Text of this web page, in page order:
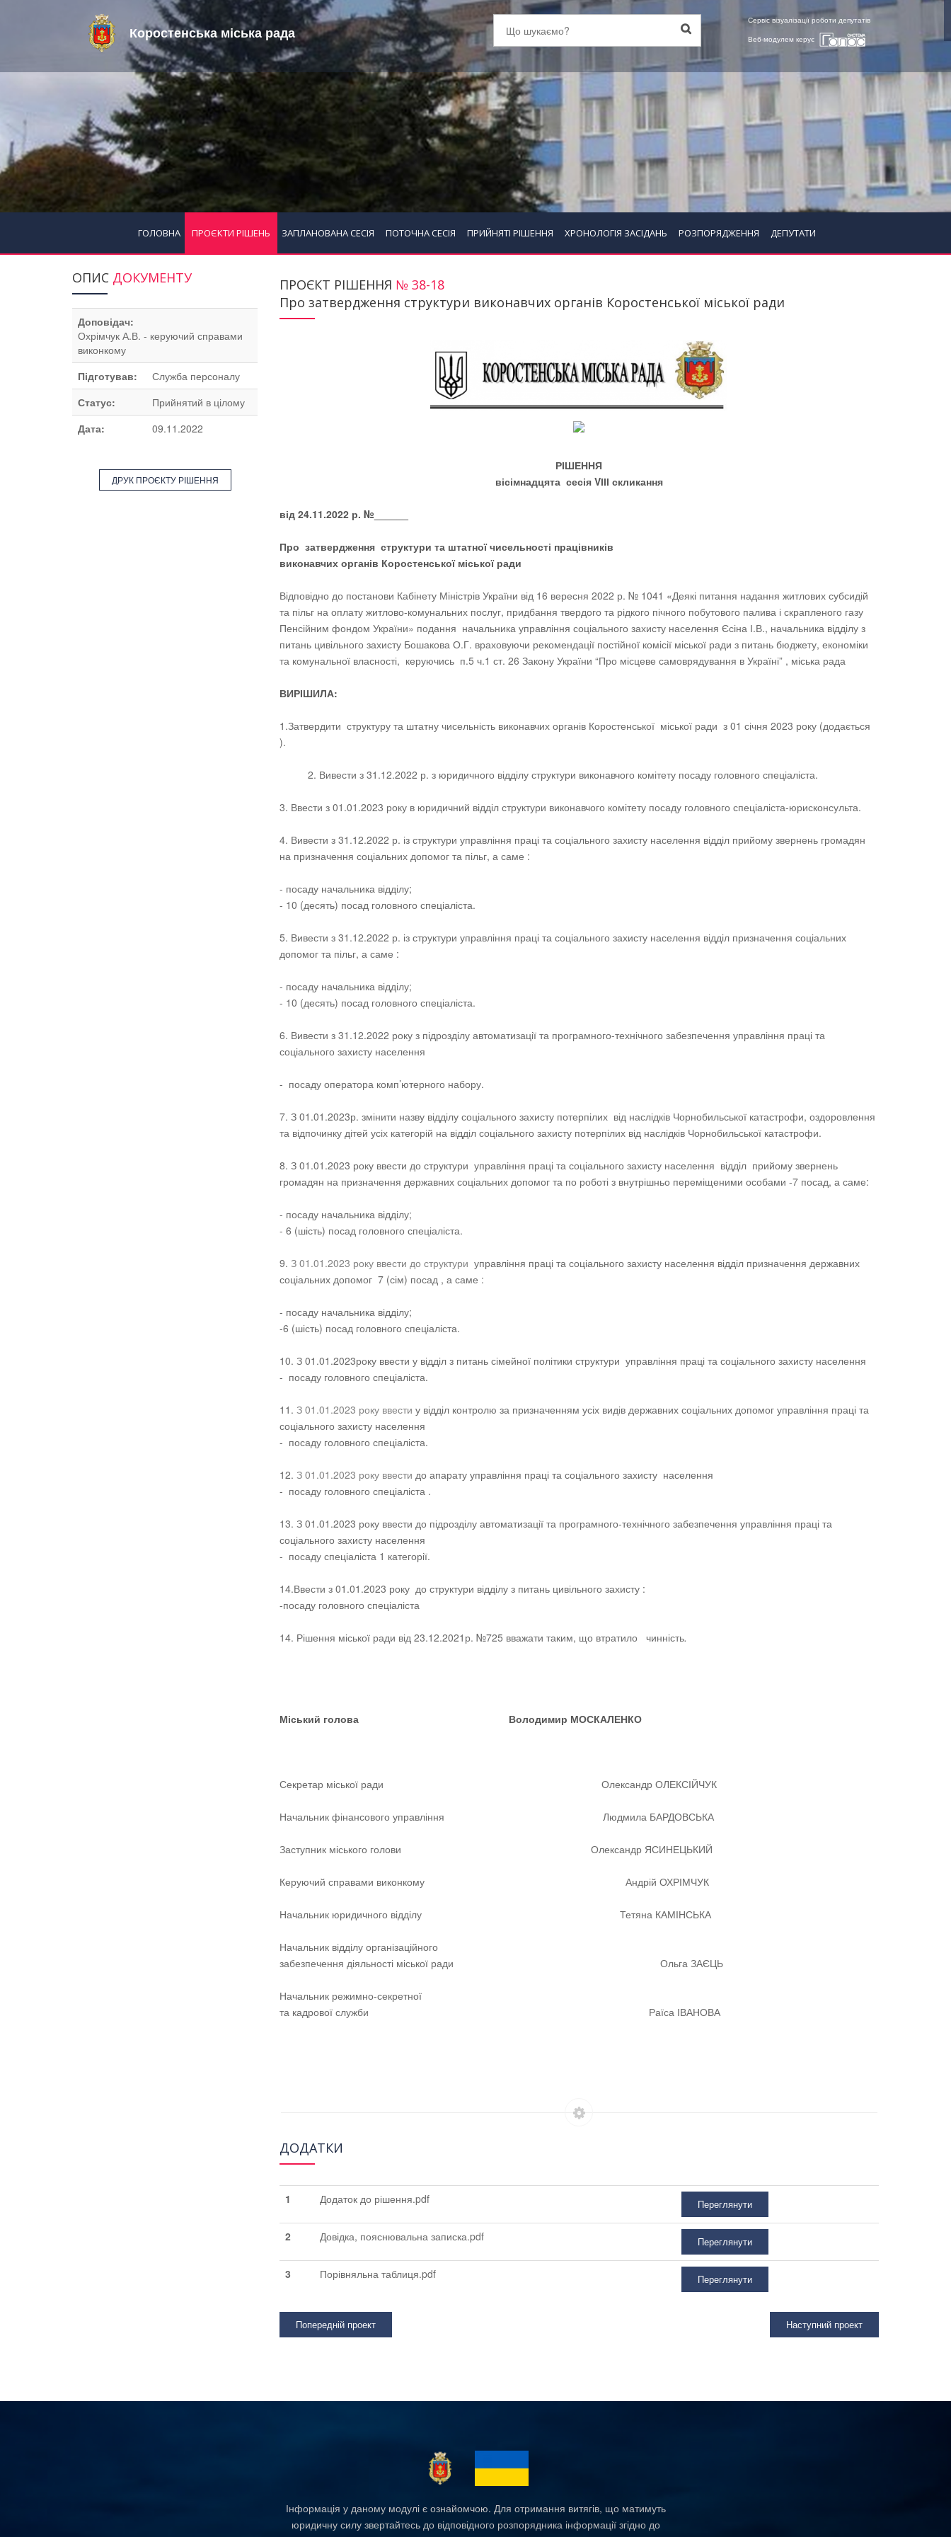
Коростенська міська рада
Сервіс візуалізації роботи депутатів
Веб-модулем керує
ГОЛОВНА ПРОЄКТИ РІШЕНЬ ЗАПЛАНОВАНА СЕСІЯ ПОТОЧНА СЕСІЯ ПРИЙНЯТІ РІШЕННЯ ХРОНОЛОГІЯ ЗАСІДАНЬ РОЗПОРЯДЖЕННЯ ДЕПУТАТИ
ОПИС ДОКУМЕНТУ
Доповідач:
Охрімчук А.В. - керуючий справами
виконкому
Підготував:
Служба персоналу
Статус:
Прийнятий в цілому
Дата:
09.11.2022
ДРУК ПРОЄКТУ РІШЕННЯ
ПРОЄКТ РІШЕННЯ № 38-18
Про затвердження структури виконавчих органів Коростенської міської ради
РІШЕННЯ
вісімнадцята сесія VІІІ скликання
від 24.11.2022 р. №______
Про затвердження структури та штатної чисельності працівників
виконавчих органів Коростенської міської ради
Відповідно до постанови Кабінету Міністрів України від 16 вересня 2022 р. № 1041 «Деякі питання надання житлових субсидій
та пільг на оплату житлово-комунальних послуг, придбання твердого та рідкого пічного побутового палива і скрапленого газу
Пенсійним фондом України» подання начальника управління соціального захисту населення Єсіна І.В., начальника відділу з
питань цивільного захисту Бошакова О.Г. враховуючи рекомендації постійної комісії міської ради з питань бюджету, економіки
та комунальної власності, керуючись п.5 ч.1 ст. 26 Закону України “Про місцеве самоврядування в Україні” , міська рада
ВИРІШИЛА:
1.Затвердити структуру та штатну чисельність виконавчих органів Коростенської міської ради з 01 січня 2023 року (додається
).
2. Вивести з 31.12.2022 р. з юридичного відділу структури виконавчого комітету посаду головного спеціаліста.
3. Ввести з 01.01.2023 року в юридичний відділ структури виконавчого комітету посаду головного спеціаліста-юрисконсульта.
4. Вивести з 31.12.2022 р. із структури управління праці та соціального захисту населення відділ прийому звернень громадян
на призначення соціальних допомог та пільг, а саме :
- посаду начальника відділу;
- 10 (десять) посад головного спеціаліста.
5. Вивести з 31.12.2022 р. із структури управління праці та соціального захисту населення відділ призначення соціальних
допомог та пільг, а саме :
- посаду начальника відділу;
- 10 (десять) посад головного спеціаліста.
6. Вивести з 31.12.2022 року з підрозділу автоматизації та програмного-технічного забезпечення управління праці та
соціального захисту населення
- посаду оператора комп’ютерного набору.
7. З 01.01.2023р. змінити назву відділу соціального захисту потерпілих від наслідків Чорнобильської катастрофи, оздоровлення
та відпочинку дітей усіх категорій на відділ соціального захисту потерпілих від наслідків Чорнобильської катастрофи.
8. З 01.01.2023 року ввести до структури управління праці та соціального захисту населення відділ прийому звернень
громадян на призначення державних соціальних допомог та по роботі з внутрішньо переміщеними особами -7 посад, а саме:
- посаду начальника відділу;
- 6 (шість) посад головного спеціаліста.
9. З 01.01.2023 року ввести до структури управління праці та соціального захисту населення відділ призначення державних
соціальних допомог 7 (сім) посад , а саме :
- посаду начальника відділу;
-6 (шість) посад головного спеціаліста.
10. З 01.01.2023року ввести у відділ з питань сімейної політики структури управління праці та соціального захисту населення
- посаду головного спеціаліста.
11. З 01.01.2023 року ввести у відділ контролю за призначенням усіх видів державних соціальних допомог управління праці та
соціального захисту населення
- посаду головного спеціаліста.
12. З 01.01.2023 року ввести до апарату управління праці та соціального захисту населення
- посаду головного спеціаліста .
13. З 01.01.2023 року ввести до підрозділу автоматизації та програмного-технічного забезпечення управління праці та
соціального захисту населення
- посаду спеціаліста 1 категорії.
14.Ввести з 01.01.2023 року до структури відділу з питань цивільного захисту :
-посаду головного спеціаліста
14. Рішення міської ради від 23.12.2021р. №725 вважати таким, що втратило чинність.
Міський голова Володимир МОСКАЛЕНКО
Секретар міської ради Олександр ОЛЕКСІЙЧУК
Начальник фінансового управління Людмила БАРДОВСЬКА
Заступник міського голови Олександр ЯСИНЕЦЬКИЙ
Керуючий справами виконкому Андрій ОХРІМЧУК
Начальник юридичного відділу Тетяна КАМІНСЬКА
Начальник відділу організаційного
забезпечення діяльності міської ради Ольга ЗАЄЦЬ
Начальник режимно-секретної
та кадрової служби Раїса ІВАНОВА
ДОДАТКИ
1 Додаток до рішення.pdf Переглянути
2 Довідка, пояснювальна записка.pdf Переглянути
3 Порівняльна таблиця.pdf Переглянути
Попередній проект Наступний проект
Інформація у даному модулі є ознайомчою. Для отримання витягів, що матимуть
юридичну силу звертайтесь до відповідного розпорядника інформації згідно до